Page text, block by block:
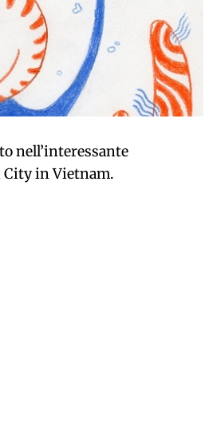
nell’interessante
City in Vietnam.